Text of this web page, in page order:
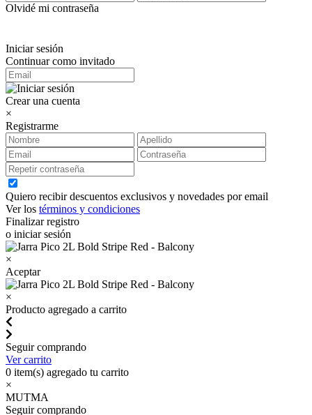
Olvidé mi contraseña
Iniciar sesión
Continuar como invitado
Crear una cuenta
×
Registrarme
Quiero recibir descuentos exclusivos y novedades por email
Ver los términos y condiciones
Finalizar registro
o iniciar sesión
×
Aceptar
×
Producto agregado a carrito
Seguir comprando
Ver carrito
0 item(s) agregado tu carrito
×
MUTMA
Seguir comprando